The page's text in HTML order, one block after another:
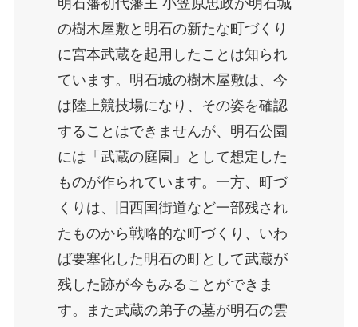
明石藩初代藩主 小笠原忠政が明石城
の樹木屋敷と明石の新たな町づくり
に宮本武蔵を起用したことは知られ
ています。明石城の樹木屋敷は、今
は陸上競技場になり、その姿を確認
することはできませんが、明石公園
には「武蔵の庭園」として想定した
ものが作られています。一方、町づ
くりは、旧西国街道など一部残され
たものから戦略的な町づくり、いわ
ば要塞化した明石の町として武蔵が
残した跡が今もみることができま
す。また武蔵の弟子の墓が明石の雲